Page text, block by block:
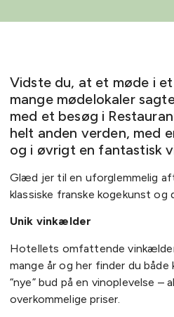
Vidste du, at et møde i
mange mødelokaler
med et besøg i
helt anden verden, med
og i øvrigt en fantastisk
Glæd jer til en uforglemmelig
klassiske franske kogekunst og
Unik vinkælder
Hotellets omfattende
mange år og her finder du
“nye” bud på en vinoplevelse –
overkommelige priser.